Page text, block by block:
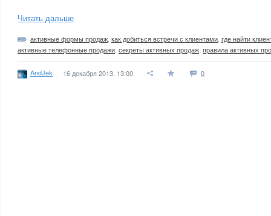
Читать дальше
активные формы продаж как добиться встречи с клиентами где найти
активные телефонные продажи секреты активных продаж правила активных
AndJek 16 декабря 2013, 13:00 0